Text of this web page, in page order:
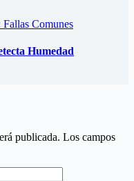
Humedad
publicada. Los campos